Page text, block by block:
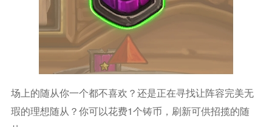
场上的随从你一个都不喜欢？还是正在寻找让阵容完美无
瑕的理想随从？你可以花费1个铸币，刷新可供招揽的随